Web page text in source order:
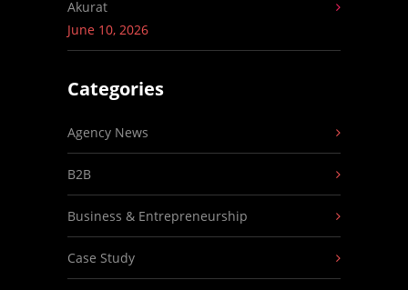
Akurat
June 10, 2026
Categories
Agency News
B2B
Business & Entrepreneurship
Case Study